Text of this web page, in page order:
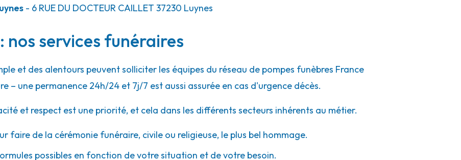
- 6 RUE DU DOCTEUR CAILLET 37230 Luynes
services funéraires
et des alentours peuvent solliciter les équipes du réseau de pompes funèbres France
– une permanence 24h/24 et 7j/7 est aussi assurée en cas d'urgence décès.
et respect est une priorité, et cela dans les différents secteurs inhérents au métier.
faire de la cérémonie funéraire, civile ou religieuse, le plus bel hommage.
possibles en fonction de votre situation et de votre besoin.